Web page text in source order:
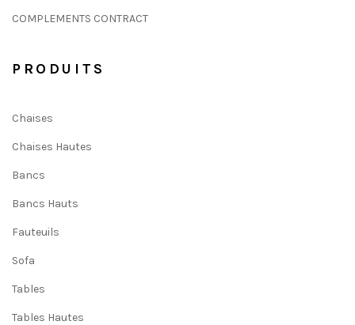
COMPLEMENTS CONTRACT
PRODUITS
Chaises
Chaises Hautes
Bancs
Bancs Hauts
Fauteuils
Sofa
Tables
Tables Hautes